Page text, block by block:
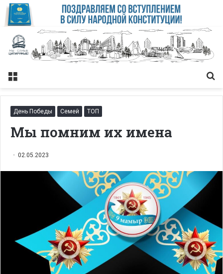
Меню
День Победы Семей ТОП
Мы помним их имена
02.05.2023